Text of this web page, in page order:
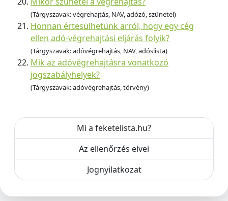
(Tárgyszavak: végrehajtás, NAV, adózó, szünetel)
Honnan értesülhetünk arról, hogy egy cég
ellen adó-végrehajtási eljárás folyik?
(Tárgyszavak: adóvégrehajtás, NAV, adóslista)
Mik az adóvégrehajtásra vonatkozó
jogszabályhelyek?
(Tárgyszavak: adóvégrehajtás, törvény)
Mi a feketelista.hu?
Az ellenőrzés elvei
Jognyilatkozat